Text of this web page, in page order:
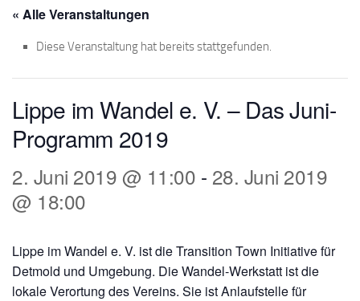
« Alle Veranstaltungen
Diese Veranstaltung hat bereits stattgefunden.
Lippe im Wandel e. V. – Das Juni-
Programm 2019
2. Juni 2019 @ 11:00 - 28. Juni 2019
@ 18:00
Lippe im Wandel e. V. ist die Transition Town Initiative für
Detmold und Umgebung. Die Wandel-Werkstatt ist die
lokale Verortung des Vereins. Sie ist Anlaufstelle für